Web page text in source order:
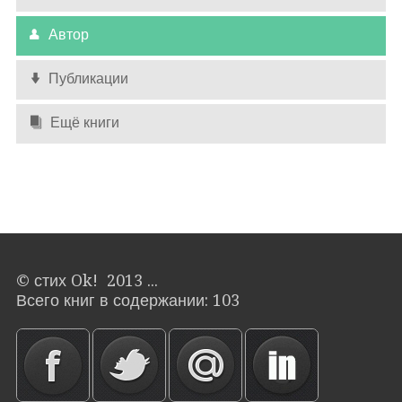
Автор
Публикации
Ещё книги
© стих Ok! 2013 ...
Всего книг в содержании: 103